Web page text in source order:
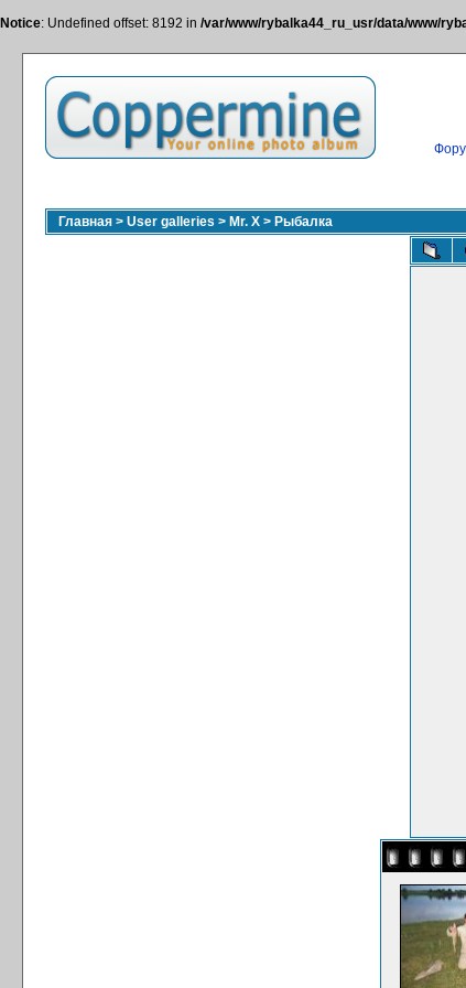
Notice: Undefined offset: 8192 in /var/www/rybalka44_ru_usr/data/www/
Главная > User galleries > Mr. X > Рыбалка